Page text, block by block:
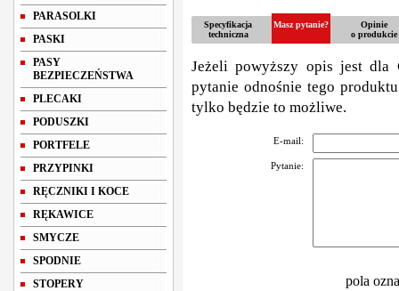
PARASOLKI
PASKI
PASY
BEZPIECZEŃSTWA
PLECAKI
PODUSZKI
PORTFELE
PRZYPINKI
RĘCZNIKI I KOCE
RĘKAWICE
SMYCZE
SPODNIE
STOPERY
Specyfikacja
techniczna
Masz pytanie?
Opinie
o produkcie
Jeżeli powyższy opis jest dla
pytanie odnośnie tego
tylko będzie to możliwe.
E-mail:
Pytanie:
pola